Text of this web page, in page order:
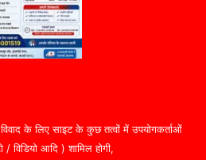
के लिए साइट के कुछ तत्वों में उपयोगकर्ताओं
/ विडियो आदि ) शामिल होगी,